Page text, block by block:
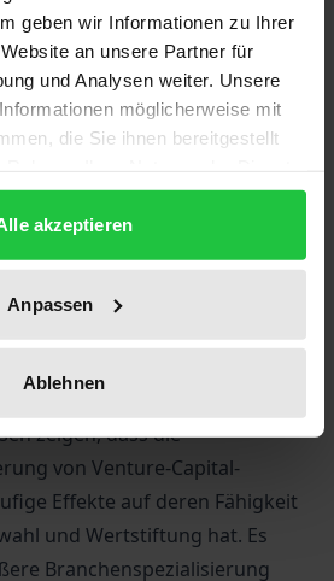
geben wir Informationen zu Ihrer
an unsere Partner für
und Analysen weiter. Unsere
möglicherweise mit
die Sie ihnen bereitgestellt
akzeptieren
Anpassen
Ablehnen
empirische Analysen zur
Wertstiftung von
Die Ergebnisse zeigen, dass
in der Folge geringeren
Erfolg erzielen als vergleichbare
eine traditionelle
zurückgreifen. Die
zeigen, dass die
von Venture-Capital-
Effekte auf deren Fähigkeit
und Wertstiftung hat. Es
Branchenspezialisierung